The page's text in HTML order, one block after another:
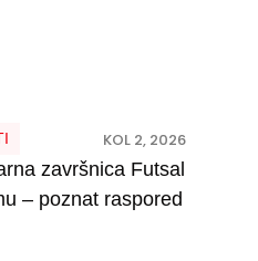
KOL 2, 2026
završnica Futsal
– poznat raspored